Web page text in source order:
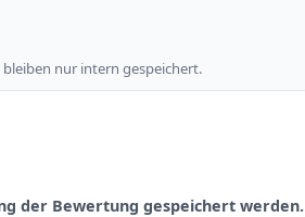
nur intern gespeichert.
der Bewertung gespeichert werden.